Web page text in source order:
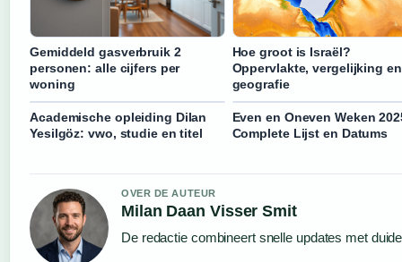
Gemiddeld gasverbruik 2
personen: alle cijfers per
woning
Hoe groot is Israël?
Oppervlakte, vergelijking en
geografie
Academische opleiding Dilan
Yesilgöz: vwo, studie en titel
Even en Oneven Weken
Complete Lijst en Datums
OVER DE AUTEUR
Milan Daan Visser Smit
De redactie combineert snelle updates met